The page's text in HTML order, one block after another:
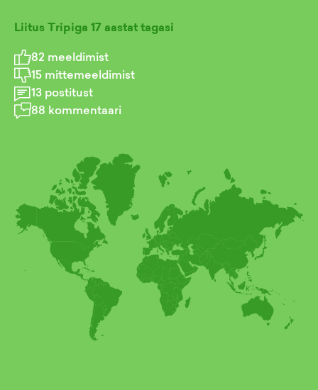
Liitus Tripiga 17 aastat tagasi
82 meeldimist
15 mittemeeldimist
13 postitust
88 kommentaari